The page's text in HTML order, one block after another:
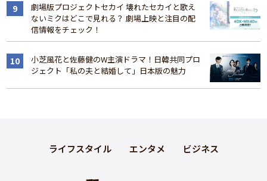
劇場版プロジェクトセカイ 壊れたセカイと歌え
ないミクはどこで見れる？ 劇場上映と注目の配
信情報をチェック！
小芝風花と佐藤健のW主演ドラマ！日韓共同プロ
ジェクト「私の夫と結婚して」日本版の魅力
ライフスタイル エンタメ ビジネス